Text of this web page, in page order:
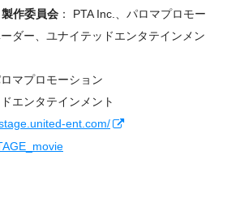
作委員会 ： PTA Inc.、パロマプロモー
ダー、ユナイテッドエンタテインメン
ロマプロモーション
エンタテインメント
ent.com/